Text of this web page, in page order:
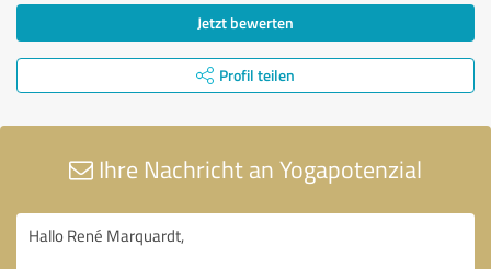
Jetzt bewerten
Profil teilen
Ihre Nachricht an Yogapotenzial